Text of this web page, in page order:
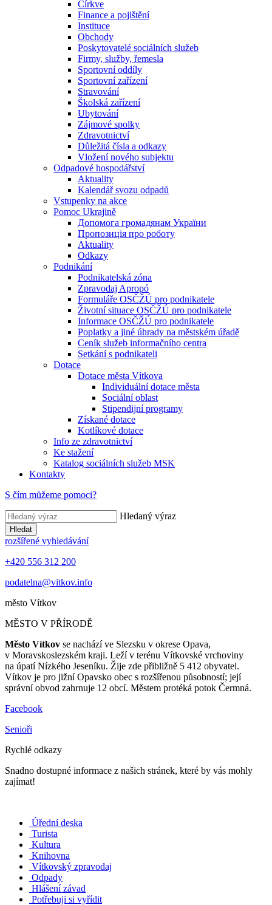
Církve
Finance a pojištění
Instituce
Obchody
Poskytovatelé sociálních služeb
Firmy, služby, řemesla
Sportovní oddíly
Sportovní zařízení
Stravování
Školská zařízení
Ubytování
Zájmové spolky
Zdravotnictví
Důležitá čísla a odkazy
Vložení nového subjektu
Odpadové hospodářství
Aktuality
Kalendář svozu odpadů
Vstupenky na akce
Pomoc Ukrajině
Допомога громадянам України
Пропозиція про роботу
Aktuality
Odkazy
Podnikání
Podnikatelská zóna
Zpravodaj Apropó
Formuláře OSČŽÚ pro podnikatele
Životní situace OSČŽÚ pro podnikatele
Informace OSČŽÚ pro podnikatele
Poplatky a jiné úhrady na městském úřadě
Ceník služeb informačního centra
Setkání s podnikateli
Dotace
Dotace města Vítkova
Individuální dotace města
Sociální oblast
Stipendijní programy
Získané dotace
Kotlíkové dotace
Info ze zdravotnictví
Ke stažení
Katalog sociálních služeb MSK
Kontakty
S čím můžeme pomoci?
Hledaný výraz
Hledat
rozšířené vyhledávání
+420 556 312 200
podatelna@vitkov.info
město Vítkov
MĚSTO V PŘÍRODĚ
Město Vítkov se nachází ve Slezsku v okrese Opava,
v Moravskoslezském kraji. Leží v terénu Vítkovské vrchoviny
na úpatí Nízkého Jeseníku. Žije zde přibližně 5 412 obyvatel.
Vítkov je pro jižní Opavsko obec s rozšířenou působností; její
správní obvod zahrnuje 12 obcí. Městem protéká potok Čermná.
Facebook
Senioři
Rychlé odkazy
Snadno dostupné informace z našich stránek, které by vás mohly
zajímat!
Úřední deska
Turista
Kultura
Knihovna
Vítkovský zpravodaj
Odpady
Hlášení závad
Potřebuji si vyřídit